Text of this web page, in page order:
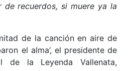
de recuerdos, si muere ya la
de la canción en aire de
el alma’, el presidente de
de la Leyenda Vallenata,